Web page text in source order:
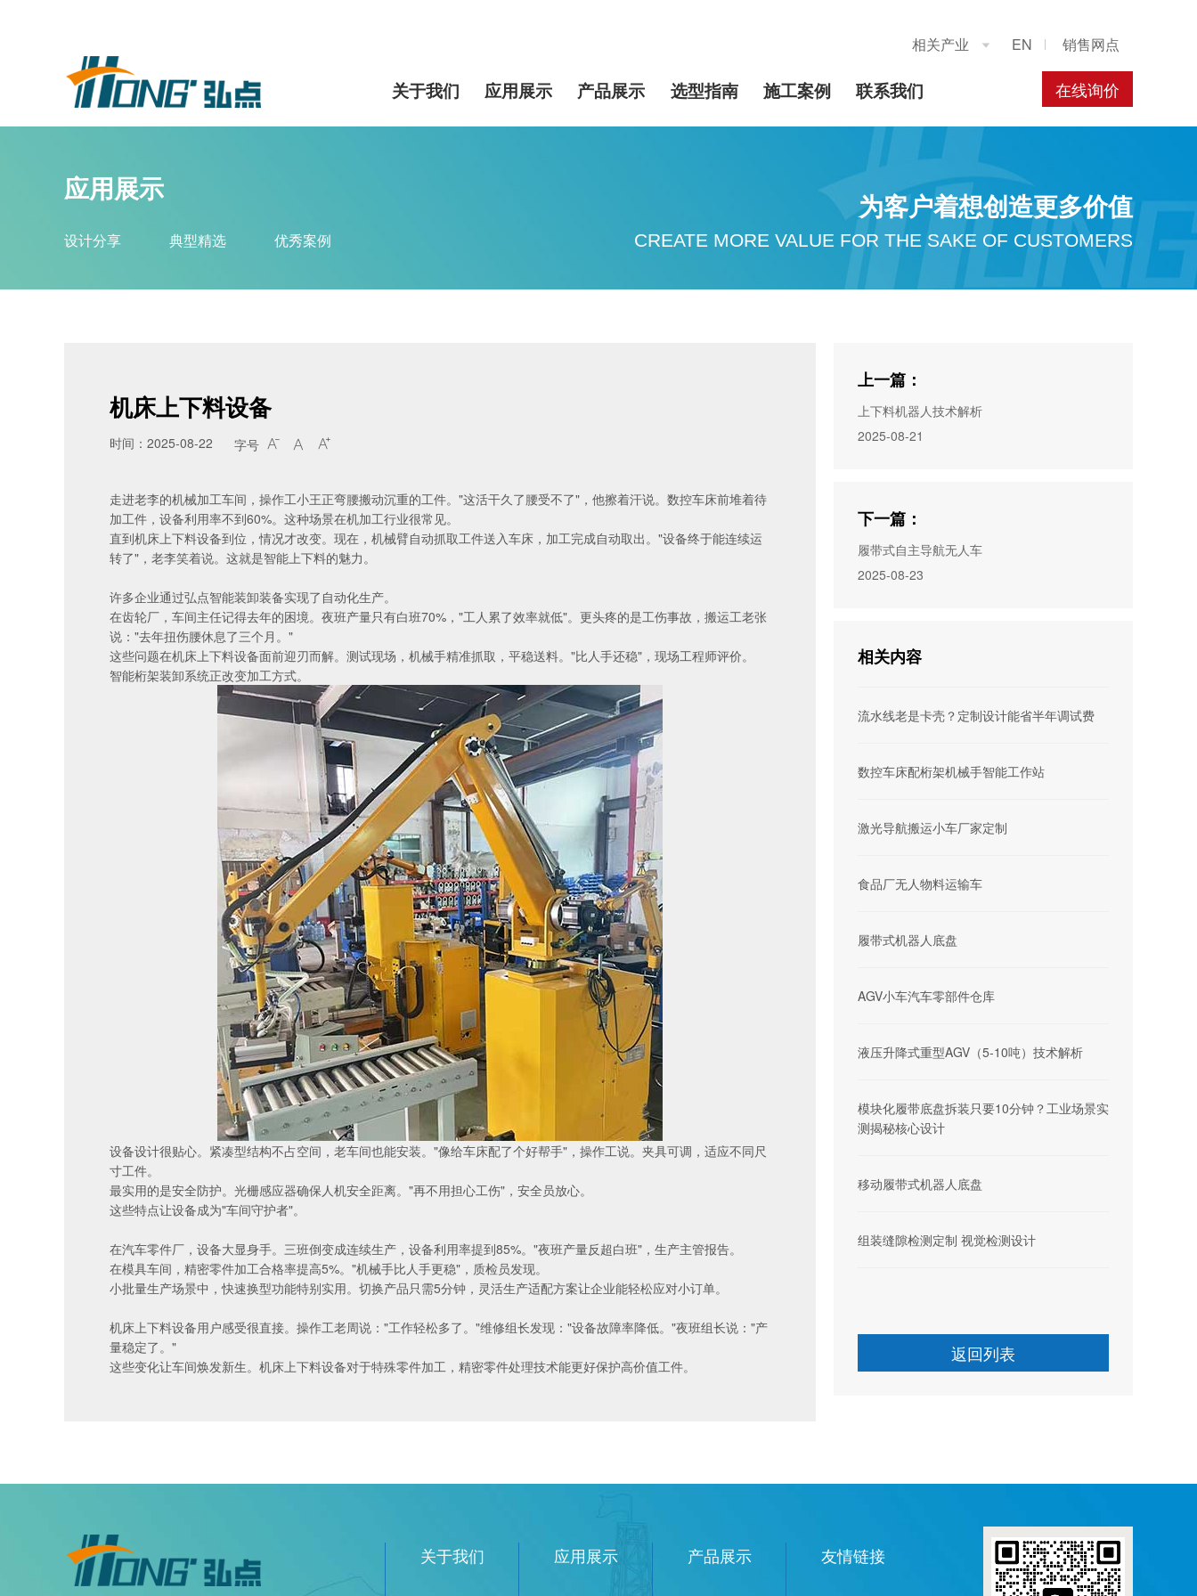
相关产业  EN 销售网点
在线询价
关于我们 应用展示 产品展示 选型指南 施工案例 联系我们
应用展示
设计分享 典型精选 优秀案例
为客户着想创造更多价值
CREATE MORE VALUE FOR THE SAKE OF CUSTOMERS
机床上下料设备
时间：2025-08-22 字号   
走进老李的机械加工车间，操作工小王正弯腰搬动沉重的工件。"这活干久了腰受不了"，他擦着汗说。数控车床前堆着待
加工件，设备利用率不到60%。这种场景在机加工行业很常见。
直到机床上下料设备到位，情况才改变。现在，机械臂自动抓取工件送入车床，加工完成自动取出。"设备终于能连续运
转了"，老李笑着说。这就是智能上下料的魅力。
许多企业通过弘点智能装卸装备实现了自动化生产。
在齿轮厂，车间主任记得去年的困境。夜班产量只有白班70%，"工人累了效率就低"。更头疼的是工伤事故，搬运工老张
说："去年扭伤腰休息了三个月。"
这些问题在机床上下料设备面前迎刃而解。测试现场，机械手精准抓取，平稳送料。"比人手还稳"，现场工程师评价。
智能桁架装卸系统正改变加工方式。
设备设计很贴心。紧凑型结构不占空间，老车间也能安装。"像给车床配了个好帮手"，操作工说。夹具可调，适应不同尺
寸工件。
最实用的是安全防护。光栅感应器确保人机安全距离。"再不用担心工伤"，安全员放心。
这些特点让设备成为"车间守护者"。
在汽车零件厂，设备大显身手。三班倒变成连续生产，设备利用率提到85%。"夜班产量反超白班"，生产主管报告。
在模具车间，精密零件加工合格率提高5%。"机械手比人手更稳"，质检员发现。
小批量生产场景中，快速换型功能特别实用。切换产品只需5分钟， 灵活生产适配方案让企业能轻松应对小订单。
机床上下料设备用户感受很直接。操作工老周说："工作轻松多了。"维修组长发现："设备故障率降低。"夜班组长说："产
量稳定了。"
这些变化让车间焕发新生。机床上下料设备对于特殊零件加工， 精密零件处理技术能更好保护高价值工件。
上一篇：
上下料机器人技术解析
2025-08-21
下一篇：
履带式自主导航无人车
2025-08-23
相关内容
流水线老是卡壳？定制设计能省半年调试费
数控车床配桁架机械手智能工作站
激光导航搬运小车厂家定制
食品厂无人物料运输车
履带式机器人底盘
AGV小车汽车零部件仓库
液压升降式重型AGV（5-10吨）技术解析
模块化履带底盘拆装只要10分钟？工业场景实
测揭秘核心设计
移动履带式机器人底盘
组装缝隙检测定制 视觉检测设计
返回列表
关于我们 应用展示 产品展示 友情链接